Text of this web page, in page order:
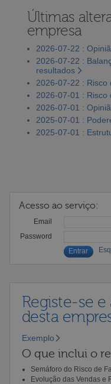
Últimas
empresa
2026-07-22 :
2026-07-22 :
resultados
2026-07-22 : Risco
2026-07-01 : Risco
2026-07-01 :
2025-07-01 :
2025-07-01 :
Acesso ao serviço:
Email
Password
Registe-se
desta
Exemplo
O que inclui o
Semáforo do Risco de
Evolução das Vendas e